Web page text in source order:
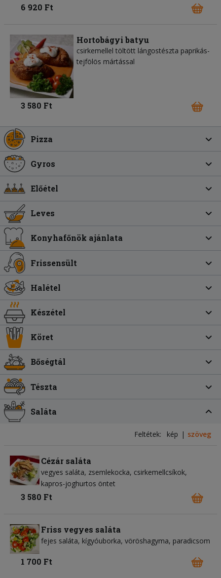
6 920 Ft
Hortobágyi batyu
csirkemellel töltött lángostészta paprikás-
tejfölös mártással
3 580 Ft
Pizza
Gyros
Előétel
Leves
Konyhafőnök ajánlata
Frissensült
Halétel
Készétel
Köret
Bőségtál
Tészta
Saláta
Feltétek: kép szöveg
Cézár saláta
vegyes saláta zsemlekocka csirkemellcsíkok
kapros-joghurtos öntet
3 580 Ft
Friss vegyes saláta
fejes saláta kígyóuborka vöröshagyma paradicsom
1 700 Ft